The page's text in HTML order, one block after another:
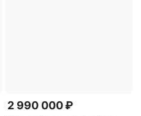
2 990 000 ₽